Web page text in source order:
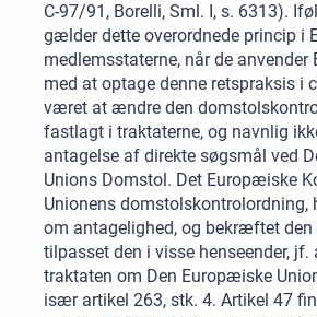
C-97/91, Borelli, Sml. I, s. 6313).
gælder dette overordnede princip i
medlemsstaterne, når de anvender
med at optage denne retspraksis i
været at ændre den
fastlagt i traktaterne, og navnlig
antagelse af direkte søgsmål ved
Unions Domstol. Det Europæiske
Unionens domstolskontrolordning,
om antagelighed, og bekræftet
tilpasset den i visse henseender, jf.
traktaten om Den Europæiske
især artikel 263, stk. 4. Artikel 47